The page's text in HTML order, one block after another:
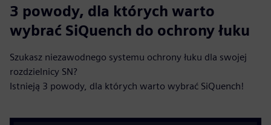
3 powody, dla których warto
wybrać SiQuench do ochrony łuku
Szukasz niezawodnego systemu ochrony łuku dla swojej
rozdzielnicy SN?
Istnieją 3 powody, dla których warto wybrać SiQuench!